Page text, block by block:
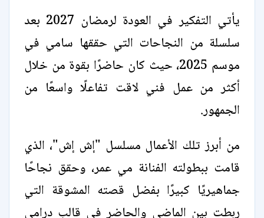
يأتي التفكير في العودة لرمضان 2027 بعد
سلسلة من النجاحات التي حققها سامي في
موسم 2025، حيث كان حاضرًا بقوة من خلال
أكثر من عمل فني لاقت تفاعلًا واسعًا من
الجمهور.
من أبرز تلك الأعمال مسلسل "إش إش"، الذي
قامت ببطولته الفنانة مي عمر، وحقق نجاحًا
جماهيريًا كبيرًا بفضل قصته المشوقة التي
ربطت بين الماضي والحاضر في قالب درامي